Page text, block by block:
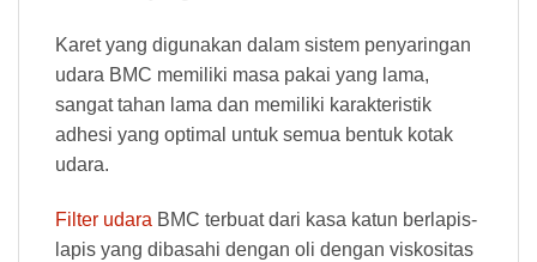
Karet yang digunakan dalam sistem penyaringan
udara BMC memiliki masa pakai yang lama,
sangat tahan lama dan memiliki karakteristik
adhesi yang optimal untuk semua bentuk kotak
udara.
Filter udara BMC terbuat dari kasa katun berlapis-
lapis yang dibasahi dengan oli dengan viskositas